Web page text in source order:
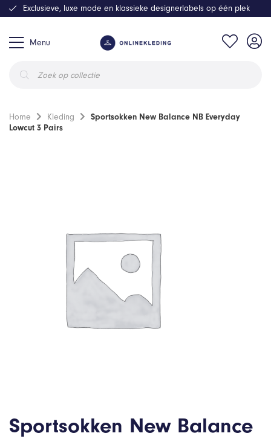
Menu
zoeken
Exclusieve, luxe mode en klassieke designerlabels op één plek
Home Kleding
Sportsokken New Balance NB Everyday
Lowcut 3 Pairs
Sportsokken New Balance